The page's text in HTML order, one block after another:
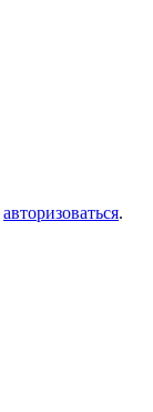
авторизоваться.